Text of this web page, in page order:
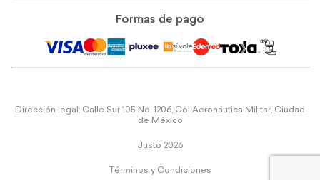
Formas de pago
Dirección legal: Calle Sur 105 No. 1206, Col Aeronáutica Militar, Ciudad
de México
Justo 2026
Términos y Condiciones